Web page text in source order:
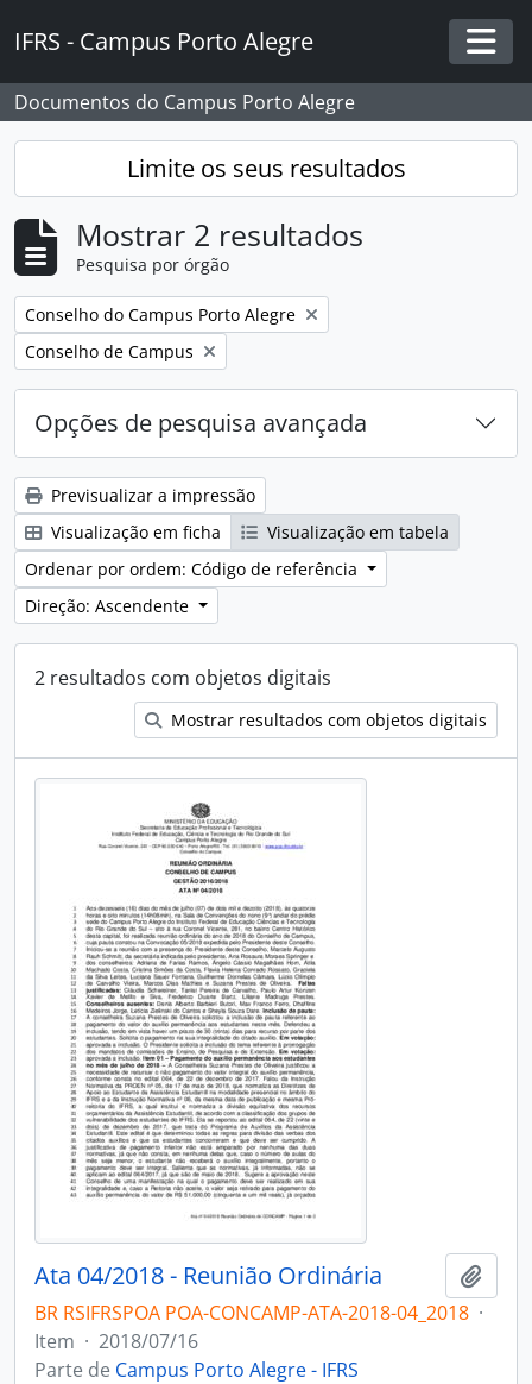
IFRS - Campus Porto Alegre
Documentos do Campus Porto Alegre
Limite os seus resultados
Mostrar 2 resultados
Pesquisa por órgão
Remover filtro:
Conselho do Campus Porto Alegre
Remover filtro:
Conselho de Campus
Opções de pesquisa avançada
Previsualizar a impressão
Visualização em ficha
Visualização em tabela
Ordenar por ordem: Código de referência
Direção: Ascendente
2 resultados com objetos digitais
Mostrar resultados com objetos digitais
Ata 04/2018 - Reunião Ordinária
BR RSIFRSPOA POA-CONCAMP-ATA-2018-04_2018 ·
Item · 2018/07/16
Parte de Campus Porto Alegre - IFRS